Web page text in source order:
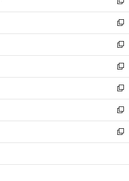
ウ
で
開
く
ィ
ン
ド
ウ
で
開
く
い
ウ
ィ
ン
ド
ウ
で
開
く
新
し
い
ウ
ィ
ン
ド
ウ
で
開
く
新
し
い
ウ
ィ
ン
ド
ウ
で
開
く
新
し
い
ウ
ィ
ン
ド
ウ
で
開
新
し
い
ウ
ィ
ン
ド
ウ
開
新
し
い
ウ
ィ
ン
ウ
新
し
い
ウ
ン
新
し
ウ